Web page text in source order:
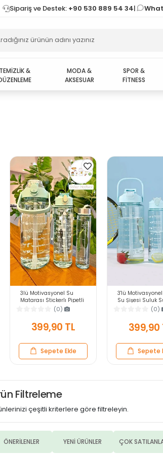
Sipariş ve Destek: +90 530 889 54 34|
TEMİZLİK &
MODA &
AKSESUAR
SPOR &
FİTNESS
3lü Motivasyonel Su
Matarası Stickerlı Pipetli
Taşınabilir Sızdırmaz Su
Şişesi Soft Green Matarası
(0)
399,90 TL
Sepete Ekle
3'lü
Su Şişesi Suluk
Matarası
Suluk
(0)
399,90
Sepete
Filtreleme
çeşitli kriterlere göre filtreleyin.
ÖNERİLENLER YENİ ÜRÜNLER ÇOK